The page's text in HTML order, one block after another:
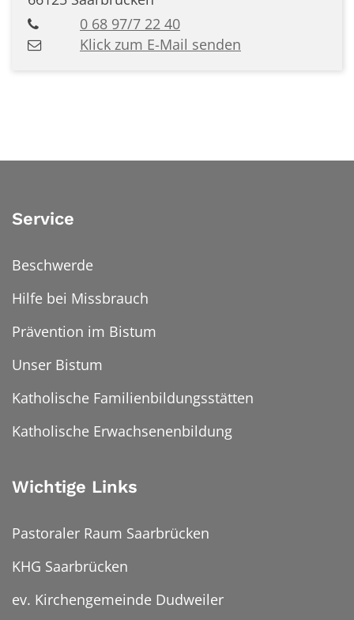
0 68 97/7 22 40
Klick zum E-Mail senden
Service
Beschwerde
Hilfe bei Missbrauch
Prävention im Bistum
Unser Bistum
Katholische Familienbildungsstätten
Katholische Erwachsenenbildung
Wichtige Links
Pastoraler Raum Saarbrücken
KHG Saarbrücken
ev. Kirchengemeinde Dudweiler